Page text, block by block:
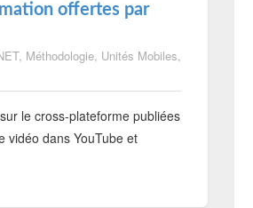
offertes par
, Méthodologie, Unités Mobiles,
le cross-plateforme publiées
vidéo dans YouTube et